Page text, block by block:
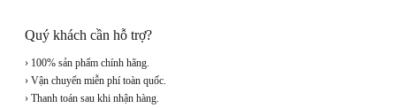
Quý khách cần hỗ trợ?
› 100% sản phẩm chính hãng.
› Vận chuyển miễn phí toàn quốc.
› Thanh toán sau khi nhận hàng.